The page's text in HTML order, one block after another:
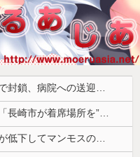
自宅前の一方通行の道路が工事車両で封鎖、病院への送迎のために車をどかして欲しいと作業スタッフに頼むと……
【悲報】台湾、長崎原爆式典を欠席「長崎市が着席場所を”外交団エリア外にあえて配置”した！」 → ﾈｯﾄ「核を持つ中国に屈指した！」「失礼すぎ」「台湾は筋通した！」ｗｗｗｗｗ
記録的猛暑の欧州、ドナウ川の水位が低下してマンモスの骨や沈没したドイツ軍の戦艦が出現